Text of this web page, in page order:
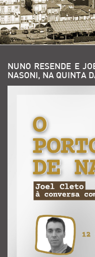
NUNO RESENDE E
NASONI, NA QUINTA